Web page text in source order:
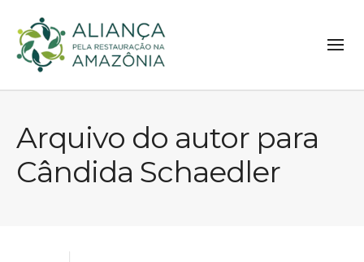
Arquivo do autor para
Cândida Schaedler